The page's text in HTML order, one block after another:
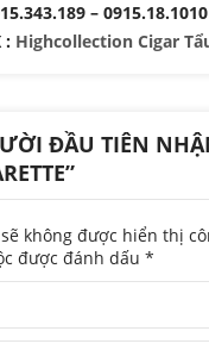
– 0915.18.1010
: Highcollection Cigar
ĐẦU TIÊN
không được hiển thị
được đánh dấu *